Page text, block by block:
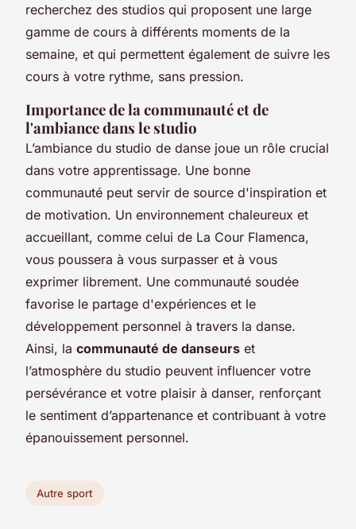
recherchez des studios qui proposent une large
gamme de cours à différents moments de la
semaine, et qui permettent également de suivre les
cours à votre rythme, sans pression.
Importance de la communauté et de
l'ambiance dans le studio
L’ambiance du studio de danse joue un rôle crucial
dans votre apprentissage. Une bonne
communauté peut servir de source d'inspiration et
de motivation. Un environnement chaleureux et
accueillant, comme celui de La Cour Flamenca,
vous poussera à vous surpasser et à vous
exprimer librement. Une communauté soudée
favorise le partage d'expériences et le
développement personnel à travers la danse.
Ainsi, la communauté de danseurs et
l’atmosphère du studio peuvent influencer votre
persévérance et votre plaisir à danser, renforçant
le sentiment d’appartenance et contribuant à votre
épanouissement personnel.
Autre sport